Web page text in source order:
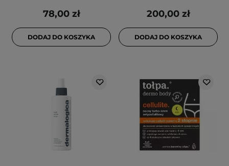
78,00 zł
DODAJ DO KOSZYKA
200,00 zł
DODAJ DO KOSZYKA